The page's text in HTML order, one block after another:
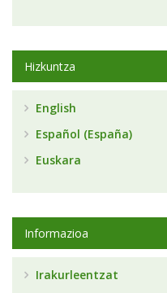
Hizkuntza
English
Español (España)
Euskara
Informazioa
Irakurleentzat